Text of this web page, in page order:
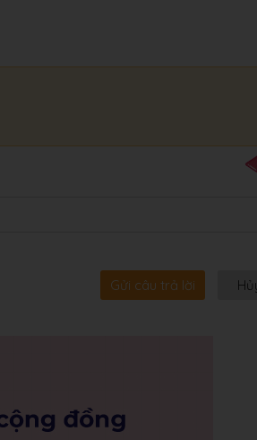
Gửi câu trả lời